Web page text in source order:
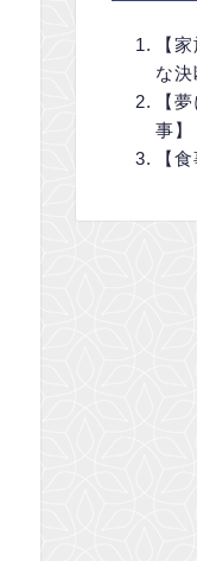
【
な決
【
事】
【